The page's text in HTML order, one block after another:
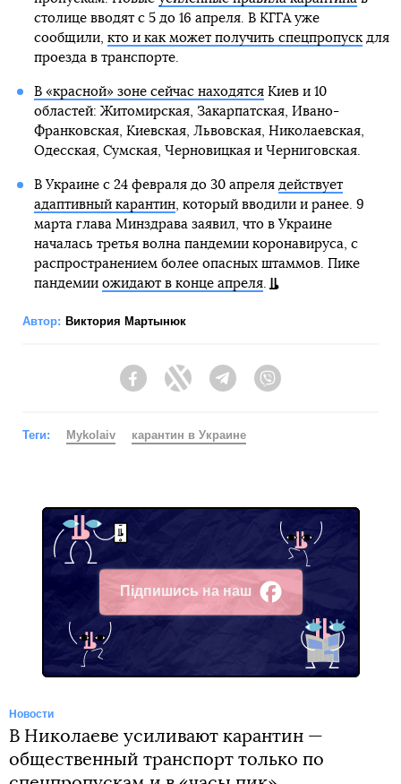
столице вводят с 5 до 16 апреля. В КГГА уже
сообщили, кто и как может получить спецпропускдля
проезда в транспорте.
В «красной» зоне сейчас находятсяКиев и 10
областей: Житомирская, Закарпатская, Ивано-
Франковская, Киевская, Львовская, Николаевская,
Одесская, Сумская, Черновицкая и Черниговская.
В Украине с 24 февраля до 30 апреля действует
адаптивный карантин, который вводили и ранее. 9
марта глава Минздрава заявил, что в Украине
началась третья волна пандемии коронавируса, с
распространением более опасных штаммов. Пике
пандемии ожидают в конце апреля.
Автор: Виктория Мартынюк
FacebookTwitter Telegram
Теги: Mykolaiv карантин в Украине
Підпишись на наш
Facebook
Новости
В Николаеве усиливают карантин —
общественный транспорт только по